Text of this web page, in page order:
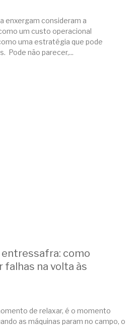
enxergam consideram a
um custo operacional
uma estratégia que pode
Pode não parecer,
entressafra: como
falhas na volta às
de relaxar, é o momento
as máquinas param no campo, o